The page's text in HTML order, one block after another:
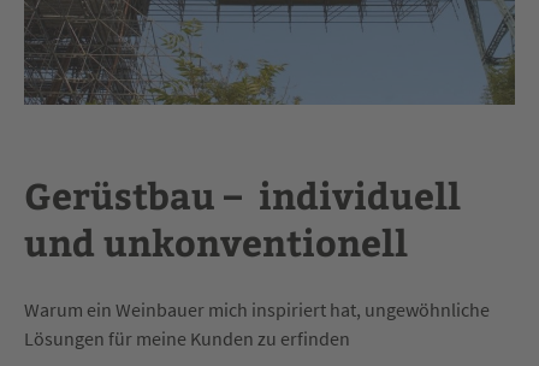
Gerüstbau – individuell
und unkonventionell
Warum ein Weinbauer mich inspiriert hat, ungewöhnliche
Lösungen für meine Kunden zu erfinden